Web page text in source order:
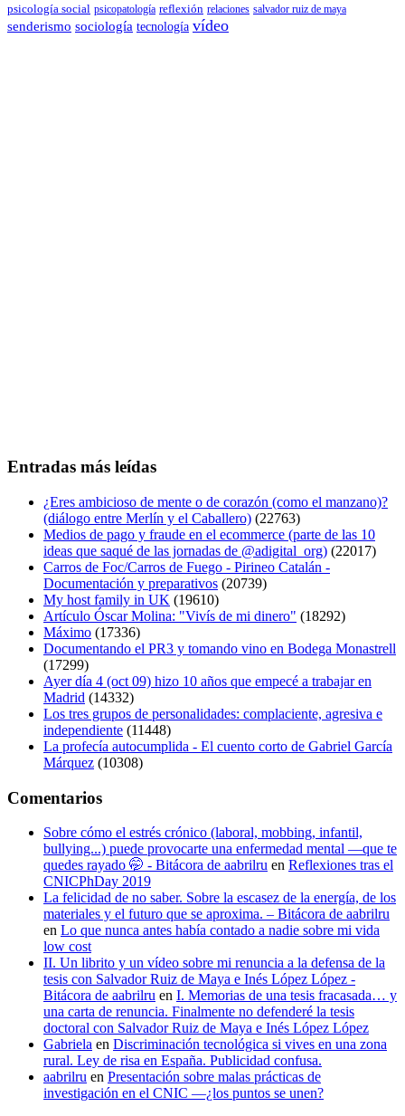
psicología social psicopatología reflexión relaciones salvador ruiz de maya
senderismo sociología tecnología vídeo
Entradas más leídas
¿Eres ambicioso de mente o de corazón (como el manzano)?
(diálogo entre Merlín y el Caballero) (22763)
Medios de pago y fraude en el ecommerce (parte de las 10
ideas que saqué de las jornadas de @adigital_org) (22017)
Carros de Foc/Carros de Fuego - Pirineo Catalán -
Documentación y preparativos (20739)
My host family in UK (19610)
Artículo Óscar Molina: "Vivís de mi dinero" (18292)
Máximo (17336)
Documentando el PR3 y tomando vino en Bodega Monastrell
(17299)
Ayer día 4 (oct 09) hizo 10 años que empecé a trabajar en
Madrid (14332)
Los tres grupos de personalidades: complaciente, agresiva e
independiente (11448)
La profecía autocumplida - El cuento corto de Gabriel García
Márquez (10308)
Comentarios
Sobre cómo el estrés crónico (laboral, mobbing, infantil,
bullying...) puede provocarte una enfermedad mental —que te
quedes rayado 🤭 - Bitácora de aabrilru en Reflexiones tras el
CNICPhDay 2019
La felicidad de no saber. Sobre la escasez de la energía, de los
materiales y el futuro que se aproxima. – Bitácora de aabrilru
en Lo que nunca antes había contado a nadie sobre mi vida
low cost
II. Un librito y un vídeo sobre mi renuncia a la defensa de la
tesis con Salvador Ruiz de Maya e Inés López López -
Bitácora de aabrilru en I. Memorias de una tesis fracasada… y
una carta de renuncia. Finalmente no defenderé la tesis
doctoral con Salvador Ruiz de Maya e Inés López López
Gabriela en Discriminación tecnológica si vives en una zona
rural. Ley de risa en España. Publicidad confusa.
aabrilru en Presentación sobre malas prácticas de
investigación en el CNIC —¿los puntos se unen?